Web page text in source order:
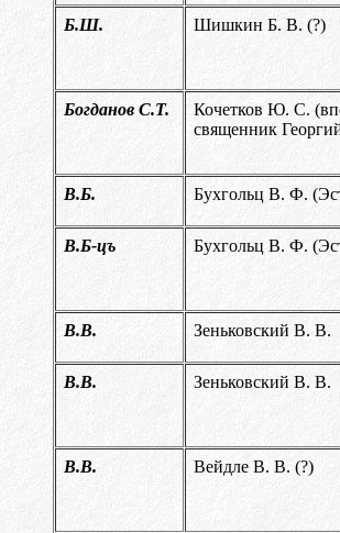
Б.Ш. Шишкин Б. В. (?)
Богданов С.Т.
Кочетков Ю. С.
священник
В.Б. Бухгольц В. Ф.
В.Б-цъ Бухгольц В. Ф.
В.В. Зеньковский В. В.
В.В. Зеньковский В. В.
В.В. Вейдле В. В. (?)